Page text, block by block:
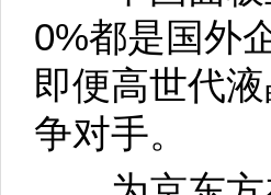
0%都是国外
即便高世代
争对手。